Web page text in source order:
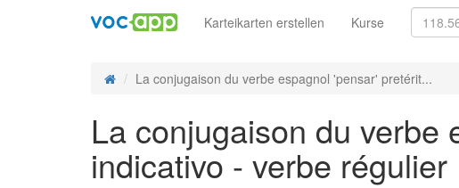
Karteikarten erstellen Kurse
La conjugaison du verbe espagnol 'pensar' pretérit...
La conjugaison du verbe
indicativo - verbe régulier